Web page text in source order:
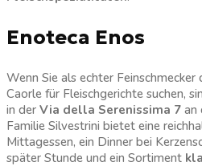
Enoteca Enos
Wenn Sie als echter
Caorle für Fleischgerichte suchen,
in der Via della Serenissima 7 an
Familie Silvestrini bietet eine
Mittagessen, ein Dinner bei
später Stunde und ein Sortiment